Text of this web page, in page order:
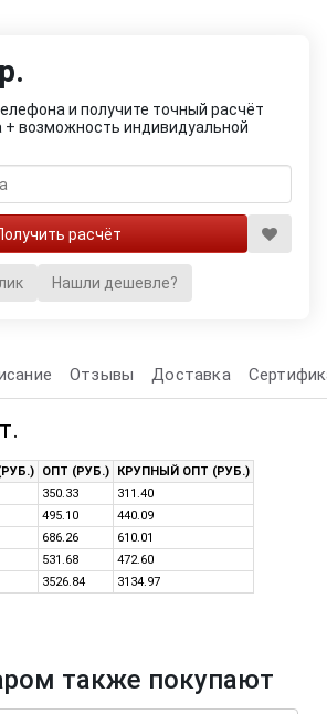
и получите точный расчёт
+ возможность индивидуальной
Нашли дешевле?
Отзывы Доставка
ОПТ (РУБ.)
КРУПНЫЙ ОПТ (РУБ.)
350.33
311.40
495.10
440.09
686.26
610.01
531.68
472.60
3526.84 3134.97
также покупают